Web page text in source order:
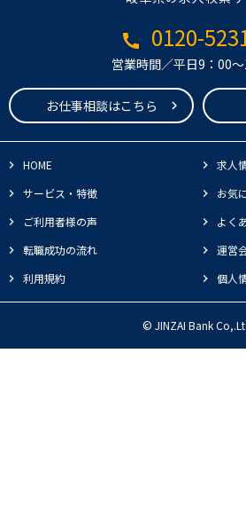
call 0120-
営業時間／平日9：00
お仕事相談はこちら
HOME
求人
サービス・特徴
お気
ご利用者様の声
よく
転職成功の流れ
運営
利用規約
個人
© JINZAI Bank